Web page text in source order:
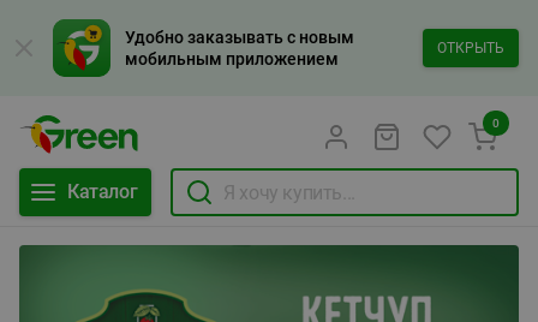
Удобно заказывать с новым
мобильным приложением
ОТКРЫТЬ
Каталог
0